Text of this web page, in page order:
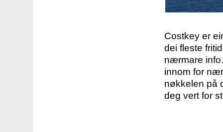
Costkey er
dei fleste
nærmare
innom for
nøkkelen på
deg vert for